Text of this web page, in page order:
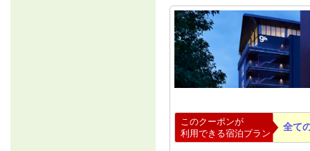
このクーポンが
利用できる宿泊プラン
全て